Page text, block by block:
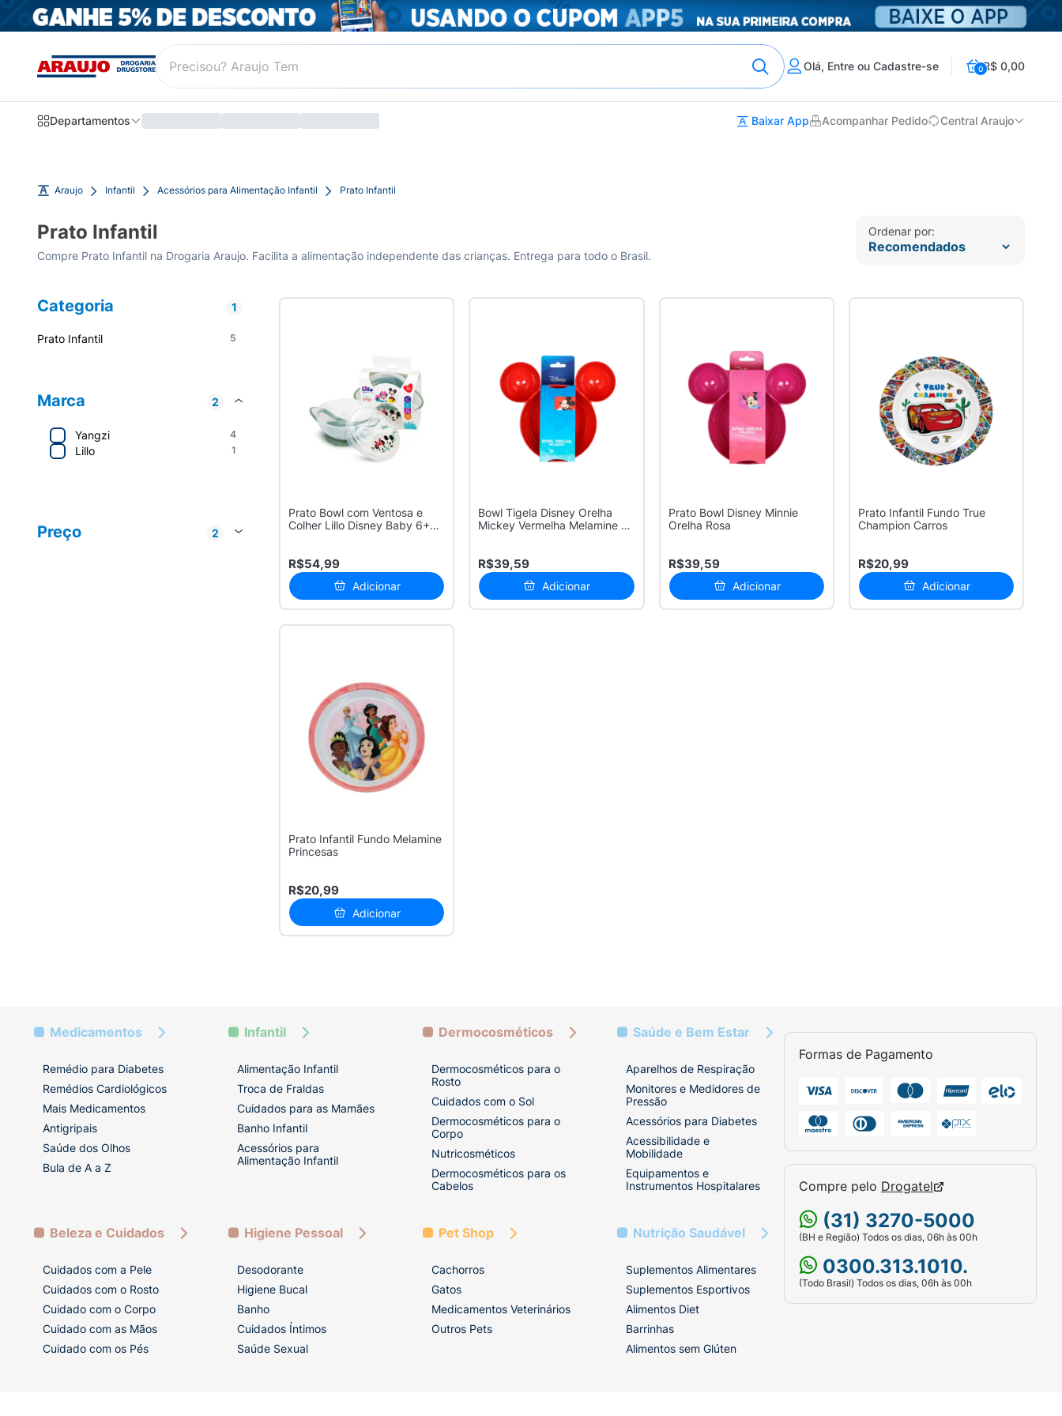
Olá, Entre ou Cadastre-se 0R$ 0,00
Departamentos Baixar App Acompanhar Pedido Central Araujo
Araujo Infantil Acessórios para Alimentação Infantil Prato Infantil
Prato Infantil
Compre Prato Infantil na Drogaria Araujo. Facilita a alimentação independente das crianças. Entrega para todo o Brasil.
Ordenar por:
Categoria 1
Prato Infantil 5
Marca 2
Yangzi 4
Lillo 1
Preço
2
Prato Bowl com Ventosa e
Colher Lillo Disney Baby 6+
R$54,99
Adicionar
Bowl Tigela Disney Orelha
Mickey Vermelha Melamine 1
R$39,59
Adicionar
Prato Bowl Disney Minnie
Orelha Rosa
R$39,59
Adicionar
Prato Infantil Fundo True
Champion Carros
R$20,99
Adicionar
Prato Infantil Fundo Melamine
Princesas
R$20,99
Adicionar
Medicamentos
Remédio para Diabetes
Remédios Cardiológicos
Mais Medicamentos
Antigripais
Saúde dos Olhos
Bula de A a Z
Infantil
Alimentação Infantil
Troca de Fraldas
Cuidados para as Mamães
Banho Infantil
Acessórios para
Alimentação Infantil
Dermocosméticos
Dermocosméticos para o
Rosto
Cuidados com o Sol
Dermocosméticos para o
Corpo
Nutricosméticos
Dermocosméticos para os
Cabelos
Saúde e Bem Estar
Aparelhos de Respiração
Monitores e Medidores de
Pressão
Acessórios para Diabetes
Acessibilidade e
Mobilidade
Equipamentos e
Instrumentos Hospitalares
Beleza e Cuidados
Cuidados com a Pele
Cuidados com o Rosto
Cuidado com o Corpo
Cuidado com as Mãos
Cuidado com os Pés
Higiene Pessoal
Desodorante
Higiene Bucal
Banho
Cuidados Íntimos
Saúde Sexual
Pet Shop
Cachorros
Gatos
Medicamentos Veterinários
Outros Pets
Nutrição Saudável
Suplementos Alimentares
Suplementos Esportivos
Alimentos Diet
Barrinhas
Alimentos sem Glúten
Formas de Pagamento
Compre pelo Drogatel
(31) 3270-5000
(BH e Região) Todos os dias, 06h às 00h
0300.313.1010.
(Todo Brasil) Todos os dias, 06h às 00h